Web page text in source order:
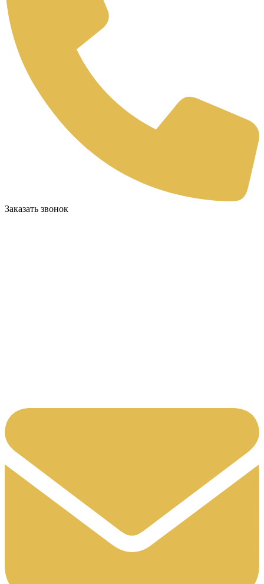
Заказать звонок